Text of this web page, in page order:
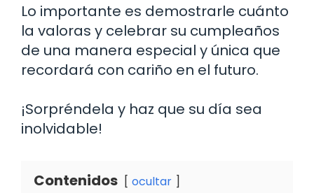
Lo importante es demostrarle cuánto
la valoras y celebrar su cumpleaños
de una manera especial y única que
recordará con cariño en el futuro.
¡Sorpréndela y haz que su día sea
inolvidable!
Contenidos ocultar